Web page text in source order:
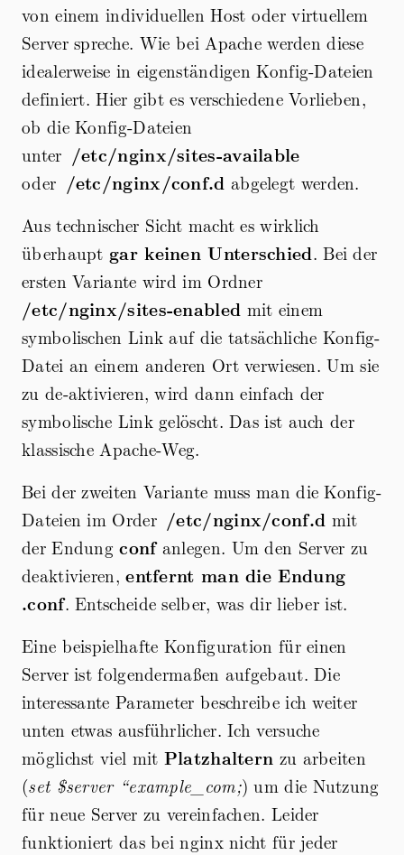
von einem individuellen Host oder virtuellem
Server spreche. Wie bei Apache werden diese
idealerweise in eigenständigen Konfig-Dateien
definiert. Hier gibt es verschiedene Vorlieben,
ob die Konfig-Dateien
unter /etc/nginx/sites-available
oder /etc/nginx/conf.d abgelegt werden.
Aus technischer Sicht macht es wirklich
überhaupt gar keinen Unterschied. Bei der
ersten Variante wird im Ordner
/etc/nginx/sites-enabled mit einem
symbolischen Link auf die tatsächliche Konfig-
Datei an einem anderen Ort verwiesen. Um sie
zu de-aktivieren, wird dann einfach der
symbolische Link gelöscht. Das ist auch der
klassische Apache-Weg.
Bei der zweiten Variante muss man die Konfig-
Dateien im Order /etc/nginx/conf.d mit
der Endungconfanlegen. Um den Server zu
deaktivieren,entfernt man die Endung
.conf. Entscheide selber, was dir lieber ist.
Eine beispielhafte Konfiguration für einen
Server ist folgendermaßen aufgebaut. Die
interessante Parameter beschreibe ich weiter
unten etwas ausführlicher. Ich versuche
möglichst viel mit Platzhaltern zu arbeiten
(set $server “example_com;) um die Nutzung
für neue Server zu vereinfachen. Leider
funktioniert das bei nginx nicht für jeder